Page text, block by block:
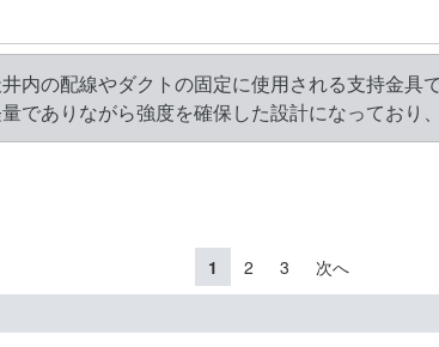
内の配線やダクトの固定に使用される支持金
でありながら強度を確保した設計になっており
1 2 3 次へ